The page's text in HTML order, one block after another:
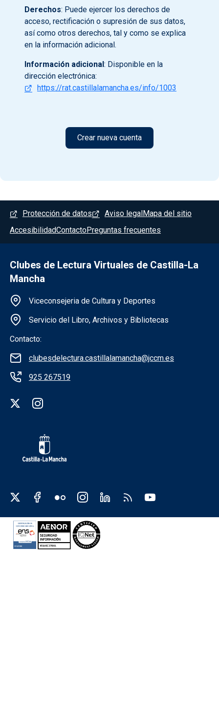
Derechos: Puede ejercer los derechos de
acceso, rectificación o supresión de sus datos,
así como otros derechos, tal y como se explica
en la información adicional.
Información adicional : Disponible en la
dirección electrónica:
https://rat.castillalamancha.es/info/1003
Menú del pie
Protección de datos Aviso legal Mapa del sitio
AccesibilidadContactoPreguntas frecuentes
Clubes de Lectura Virtuales de Castilla-La
Mancha
Información de la institución
Viceconsejeria de Cultura y Deportes
Servicio del Libro, Archivos y Bibliotecas
Contacto:
clubesdelectura.castillalamancha@jccm.es
925 267519
Redes sociales institución
Redes sociales JCCM